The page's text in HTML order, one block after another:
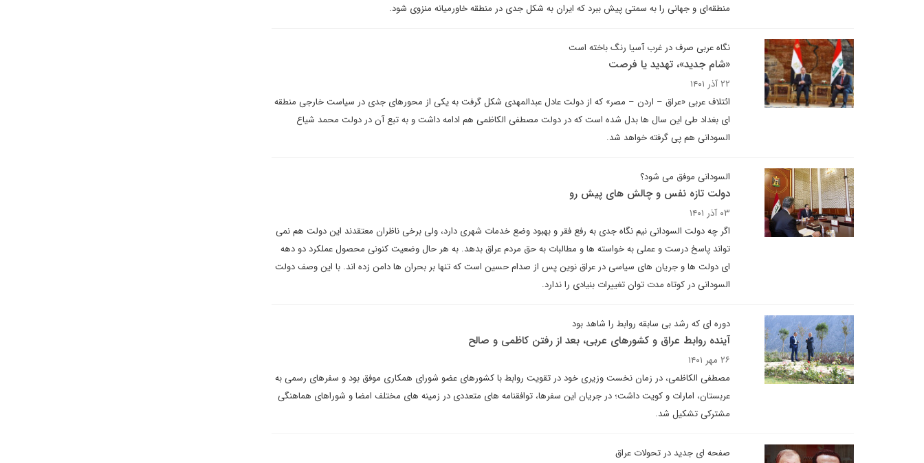
منطقه‌ای و جهانی را به سمتی پیش ببرد که ایران به شکل جدی در منطقه خاورمیانه منزوی شود.
نگاه عربی صرف در غرب آسیا رنگ باخته است
«شام جدید»، تهدید یا فرصت
۲۲ آذر ۱۴۰۱
ائتلاف عربی «عراق – اردن – مصر» که از دولت عادل عبدالمهدی شکل گرفت به یکی از محورهای جدی در سیاست خارجی منطقه
ای بغداد طی این سال ها بدل شده است که در دولت مصطفی الکاظمی هم ادامه داشت و به تبع آن در دولت محمد شیاع
السودانی هم پی گرفته خواهد شد.
السودانی موفق می شود؟
دولت تازه نفس و چالش های پیش رو
۰۳ آذر ۱۴۰۱
اگر چه دولت السودانی نیم نگاه جدی به رفع فقر و بهبود وضع خدمات شهری دارد، ولی برخی ناظران معتقدند این دولت هم نمی
تواند پاسخ درست و عملی به خواسته ها و مطالبات به حق مردم عراق بدهد. به هر حال وضعیت کنونی محصول عملکرد دو دهه
ای دولت ها و جریان های سیاسی در عراق نوین پس از صدام حسین است که تنها بر بحران ها دامن زده اند. با این وصف دولت
السودانی در کوتاه مدت توان تغییرات بنیادی را ندارد.
دوره ای که رشد بی سابقه روابط را شاهد بود
آینده روابط عراق و کشورهای عربی، بعد از رفتن کاظمی و صالح
۲۶ مهر ۱۴۰۱
مصطفی الکاظمی، در زمان نخست وزیری خود در تقویت روابط با کشورهای عضو شورای همکاری موفق بود و سفرهای رسمی به
عربستان، امارات و کویت داشت؛ در جریان این سفرها، توافقنامه های متعددی در زمینه های مختلف امضا و شوراهای هماهنگی
مشترکی تشکیل شد.
صفحه ای جدید در تحولات عراق